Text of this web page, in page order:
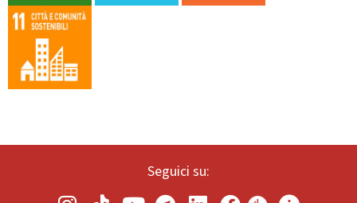
Seguici su: